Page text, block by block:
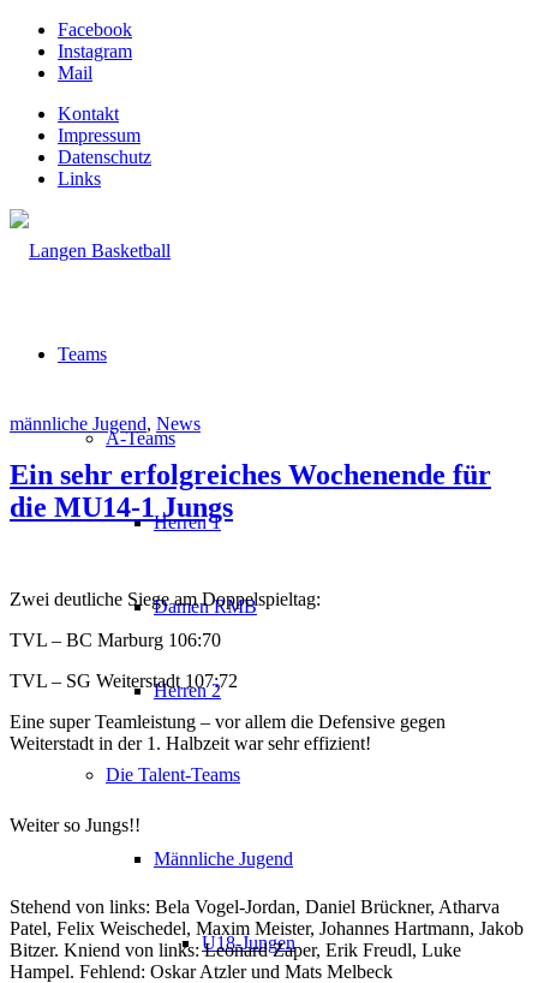
Facebook
Instagram
Mail
Kontakt
Impressum
Datenschutz
Links
Teams
A-Teams
Herren 1
Damen RMB
Herren 2
Die Talent-Teams
Männliche Jugend
U18-Jungen
männliche Jugend, News
Ein sehr erfolgreiches Wochenende für
die MU14-1 Jungs
Zwei deutliche Siege am Doppelspieltag:
TVL – BC Marburg 106:70
TVL – SG Weiterstadt 107:72
Eine super Teamleistung – vor allem die Defensive gegen
Weiterstadt in der 1. Halbzeit war sehr effizient!
Weiter so Jungs!!
Stehend von links: Bela Vogel-Jordan, Daniel Brückner, Atharva
Patel, Felix Weischedel, Maxim Meister, Johannes Hartmann, Jakob
Bitzer. Kniend von links: Leonard Zaper, Erik Freudl, Luke
Hampel. Fehlend: Oskar Atzler und Mats Melbeck